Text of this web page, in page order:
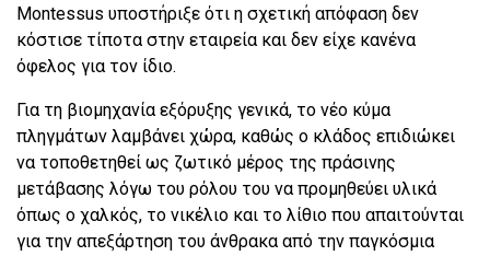
Montessus υποστήριξε ότι η σχετική απόφαση δεν
κόστισε τίποτα στην εταιρεία και δεν είχε κανένα
όφελος για τον ίδιο.
Για τη βιομηχανία εξόρυξης γενικά, το νέο κύμα
πληγμάτων λαμβάνει χώρα, καθώς ο κλάδος επιδιώκει
να τοποθετηθεί ως ζωτικό μέρος της πράσινης
μετάβασης λόγω του ρόλου του να προμηθεύει υλικά
όπως ο χαλκός, το νικέλιο και το λίθιο που απαιτούνται
για την απεξάρτηση του άνθρακα από την παγκόσμια